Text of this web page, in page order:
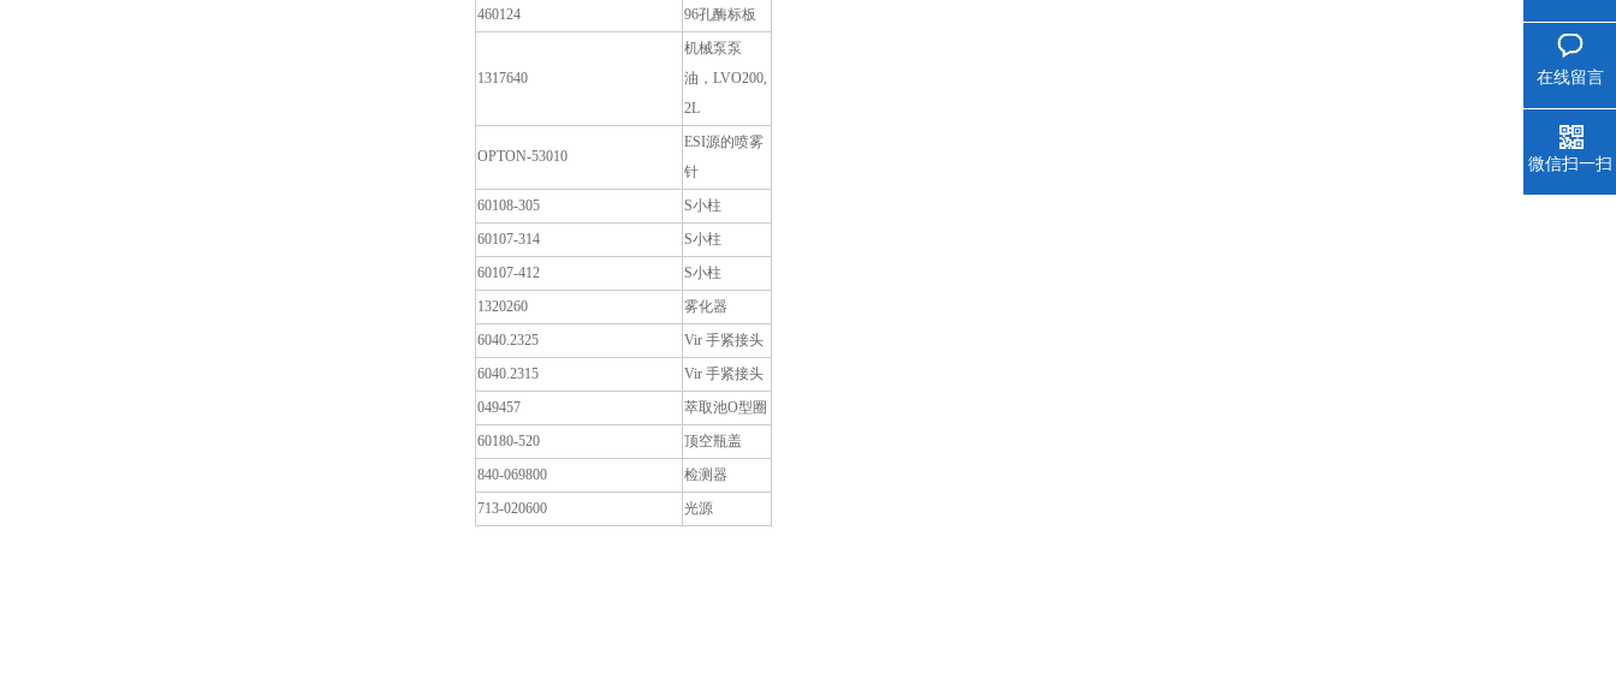
460124
96孔酶标板
1317640
机械泵泵
油，LVO200,
2L
OPTON-53010
ESI源的喷雾
针
60108-305
S小柱
60107-314
S小柱
60107-412
S小柱
1320260
雾化器
6040.2325
Vir 手紧接头
6040.2315
Vir 手紧接头
049457
萃取池O型圈
60180-520
顶空瓶盖
840-069800
检测器
713-020600
光源
在线留言
微信扫一扫